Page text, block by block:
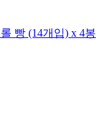
빵 (14개입) x 4봉